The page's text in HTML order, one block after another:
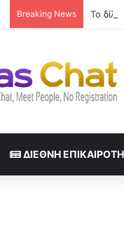
Breaking News
ΔΙΕΘΝΉ